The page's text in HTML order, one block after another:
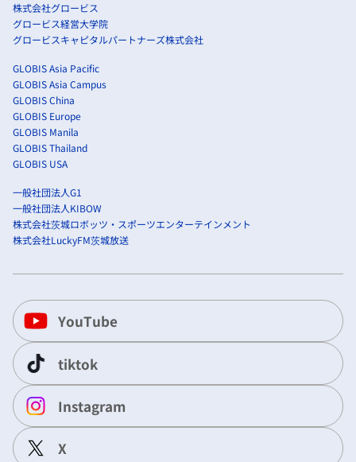
株式会社グロービス
グロービス経営大学院
グロービスキャピタルパートナーズ株式会社
GLOBIS Asia Pacific
GLOBIS Asia Campus
GLOBIS China
GLOBIS Europe
GLOBIS Manila
GLOBIS Thailand
GLOBIS USA
一般社団法人G1
一般社団法人KIBOW
株式会社茨城ロボッツ・スポーツエンターテインメント
株式会社LuckyFM茨城放送
YouTube
tiktok
Instagram
X